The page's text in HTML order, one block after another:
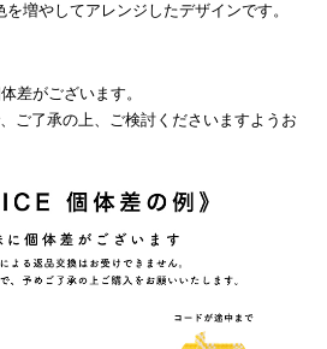
増やしてアレンジしたデザインです。
差がございます。
ご了承の上、ご検討くださいますようお